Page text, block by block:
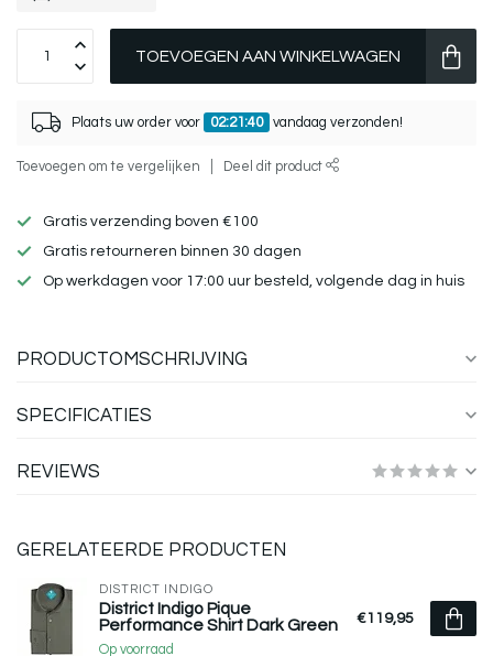
TOEVOEGEN AAN WINKELWAGEN
Plaats uw order voor 02:21:40 vandaag verzonden!
Toevoegen om te vergelijken Deel dit product
Gratis verzending boven €100
Gratis retourneren binnen 30 dagen
Op werkdagen voor 17:00 uur besteld, volgende dag in huis
PRODUCTOMSCHRIJVING
SPECIFICATIES
REVIEWS
GERELATEERDE PRODUCTEN
DISTRICT INDIGO
District Indigo Pique
Performance Shirt Dark Green
Op voorraad
€119,95